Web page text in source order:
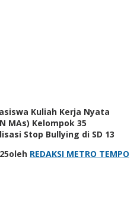
Kuliah Kerja Nyata
MAs) Kelompok 35
Stop Bullying di SD 13
oleh REDAKSI METRO TEMPO